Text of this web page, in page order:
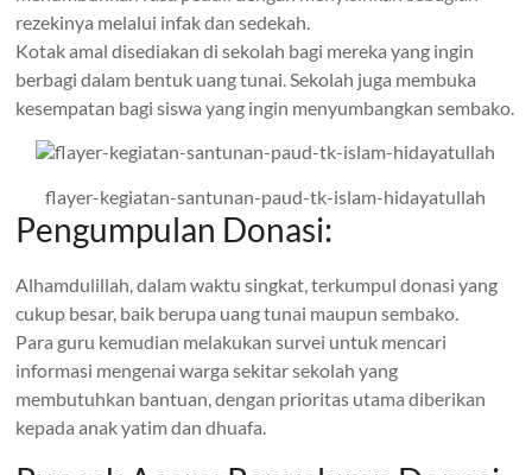
rezekinya melalui infak dan sedekah.
Kotak amal disediakan di sekolah bagi mereka yang ingin
berbagi dalam bentuk uang tunai. Sekolah juga membuka
kesempatan bagi siswa yang ingin menyumbangkan sembako.
flayer-kegiatan-santunan-paud-tk-islam-hidayatullah
Pengumpulan Donasi:
Alhamdulillah, dalam waktu singkat, terkumpul donasi yang
cukup besar, baik berupa uang tunai maupun sembako.
Para guru kemudian melakukan survei untuk mencari
informasi mengenai warga sekitar sekolah yang
membutuhkan bantuan, dengan prioritas utama diberikan
kepada anak yatim dan dhuafa.